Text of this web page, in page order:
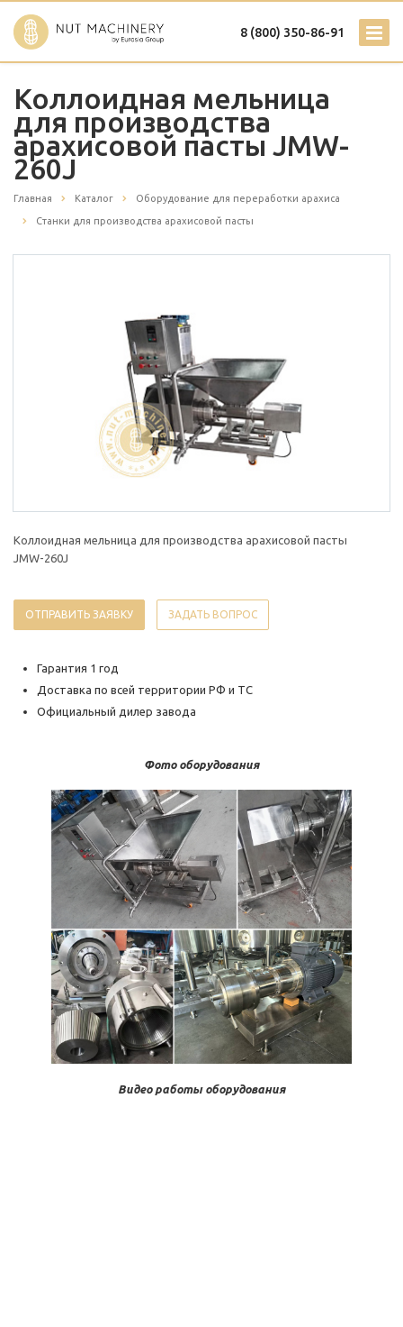
8 (800) 350-86-91
Коллоидная мельница
для производства
арахисовой пасты JMW-
260J
Главная Каталог Оборудование для переработки арахиса
Станки для производства арахисовой пасты
Коллоидная мельница для производства арахисовой пасты
JMW-260J
ОТПРАВИТЬ ЗАЯВКУ ЗАДАТЬ ВОПРОС
Гарантия 1 год
Доставка по всей территории РФ и ТС
Официальный дилер завода
Фото оборудования
Видео работы оборудования